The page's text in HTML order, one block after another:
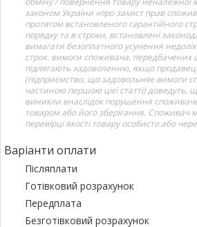
законом України «про захист прав
протягом встановленого гарантійного
порядку та в строки, встановлені
вимагати безоплатного усунення
строк. вимоги споживача, передбачених
підлягають задоволенню, якщо
(підприємство, що задовольняє вимоги
частиною першою цієї статті) доведуть,
виникли внаслідок порушення
товаром або його зберігання. Споживач
перевірці якості товару особисто або
Варіанти оплати
Післяплати
Готівковий розрахунок
Передплата
Безготівковий розрахунок